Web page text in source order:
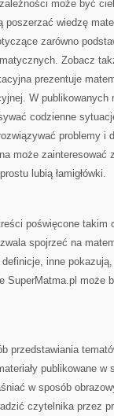
może być
wiedzę
zarówno
Zobacz
prezentuje
W publikowanych
codzienne
problemy i
może zainteresować
lubią łamigłówki.
poświęcone takim
spojrzeć na
inne
SuperMatma.pl może
przedstawiania
publikowane w
w sposób
czytelnika przez